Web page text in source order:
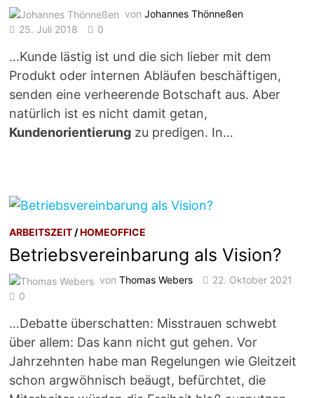
vonJohannes Thönneßen
25. Juli 2018
0
…Kunde lästig ist und die sich lieber mit dem
Produkt oder internen Abläufen beschäftigen,
senden eine verheerende Botschaft aus. Aber
natürlich ist es nicht damit getan,
Kundenorientierung zu predigen. In…
ARBEITSZEIT /HOMEOFFICE
Betriebsvereinbarung als Vision?
vonThomas Webers
22. Oktober 2021
0
…Debatte überschatten: Misstrauen schwebt
über allem: Das kann nicht gut gehen. Vor
Jahrzehnten habe man Regelungen wie Gleitzeit
schon argwöhnisch beäugt, befürchtet, die